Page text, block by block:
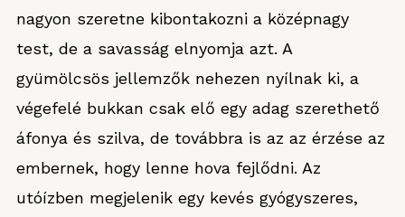
nagyon szeretne kibontakozni a középnagy
test, de a savasság elnyomja azt. A
gyümölcsös jellemzők nehezen nyílnak ki, a
végefelé bukkan csak elő egy adag szerethető
áfonya és szilva, de továbbra is az az érzése az
embernek, hogy lenne hova fejlődni. Az
utóízben megjelenik egy kevés gyógyszeres,